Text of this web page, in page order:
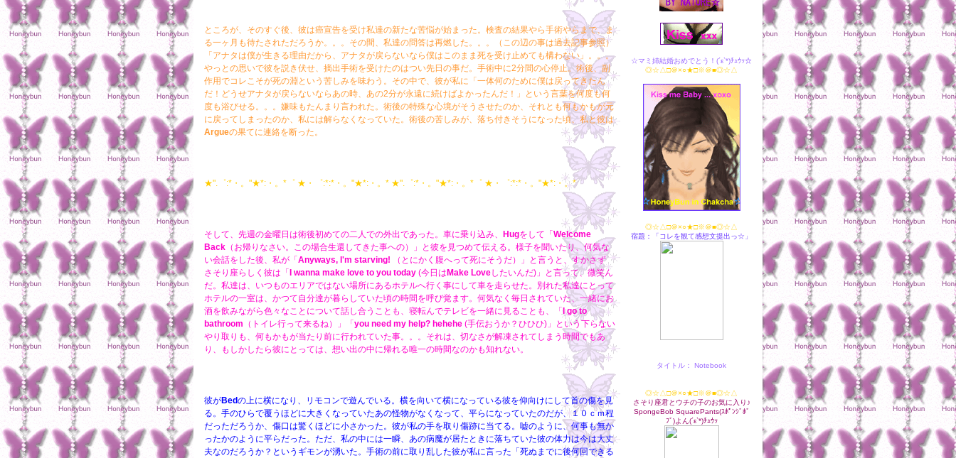
☆マミ姉結婚おめでとう！(´ε`*)ﾁｭｳｯ☆
◎☆△□＠×○★□※＠■◎☆△
◎☆△□＠×○★□※＠■◎☆△
宿題：「コレを観て感想文提出っ☆」
タイトル： Notebook
◎☆△□＠×○★□※＠■◎☆△
さそり座君とウチの子のお気に入り♪
SpongeBob SquarePants(ｽﾎﾟﾝｼﾞﾎﾞ
ﾌﾞ)よん(´ε`*)ﾁｭｳｯ
ところが、そのすぐ後、彼は癌宣告を受け私達の新たな苦悩が始まった。検査の結果やら手術やらまで、ま
る一ヶ月も待たされただろうか。。。その間、私達の問答は再燃した。。。（この辺の事は過去記事参照）
「アナタは僕が生きる理由だから、アナタが戻らないなら僕はこのまま死を受け止めても構わない」。。。
やっとの思いで彼を説き伏せ、摘出手術を受けたのはつい先日の事だ。手術中に2分間の心停止。術後、副
作用でコレこそが死の淵という苦しみを味わう。その中で、彼が私に「一体何のために僕は戻ってきたん
だ！どうせアナタが戻らないならあの時、あの2分が永遠に続けばよかったんだ！」という言葉を何度も何
度も浴びせる。。。嫌味もたんまり言われた。術後の特殊な心境がそうさせたのか、それとも何もかもが元
に戻ってしまったのか、私には解らなくなっていた。術後の苦しみが、落ち付きそうになった頃、私と彼は
Argueの果てに連絡を断った。
★".゜:*・。"★*:・。*゜ ★・゜:*:*・。"★*:・。* ★".゜:*・。"★*:・。*゜ ★・゜:*:*・。"★*:・。*
そして、先週の金曜日は術後初めての二人での外出であった。車に乗り込み、 Hugをして「 Welcome
Back （お帰りなさい。この場合生還してきた事への）」と彼を見つめて伝える。様子を聞いたり、何気な
い会話をした後、私が「 Anyways, I'm starving! （とにかく腹へって死にそうだ）」と言うと、すかさず
さそり座らしく彼は「
I wanna make love to you today (今日は Make Loveしたいんだ)」と言って、微笑ん
だ。私達は、いつものエリアではない場所にあるホテルへ行く事にして車を走らせた。別れた私達にとって
ホテルの一室は、かつて自分達が暮らしていた頃の時間を呼び覚ます。何気なく毎日されていた、一緒にお
酒を飲みながら色々なことについて話し合うことも、寝転んでテレビを一緒に見ることも、「 I go to
bathroom （トイレ行って来るね）」「 you need my help? hehehe (手伝おうか？ひひひ)」という下らない
やり取りも、何もかもが当たり前に行われていた事。。。それは、切なさが解凍されてしまう時間でもあ
り、もしかしたら彼にとっては、想い出の中に帰れる唯一の時間なのかも知れない。
彼がBedの上に横になり、リモコンで遊んでいる。横を向いて横になっている彼を仰向けにして首の傷を見
る。手のひらで覆うほどに大きくなっていたあの怪物がなくなって、平らになっていたのだが、１０ｃｍ程
だっただろうか、傷口は驚くほどに小さかった。彼が私の手を取り傷跡に当てる。嘘のように、何事も無か
ったかのように平らだった。ただ、私の中には一瞬、あの病魔が居たときに落ちていた彼の体力は今は大丈
夫なのだろうか？というギモンが湧いた。手術の前に取り乱した彼が私に言った「死ぬまでに後何回できる